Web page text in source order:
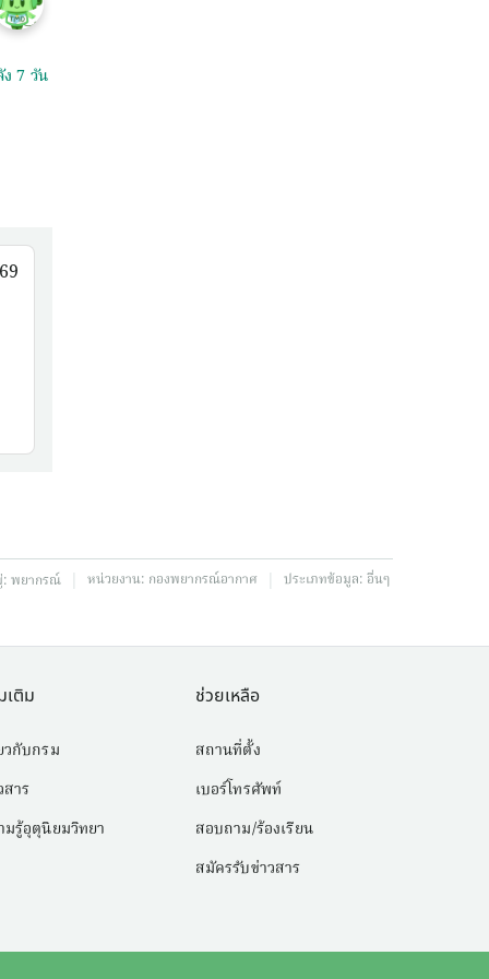
7 วัน
พยากรณ์ หน่วยงาน: กองพยากรณ์อากาศ ประเภทข้อมูล: อื่นๆ
เติม
วกับกรม
าร
มรู้อุตุนิยมวิทยา
ช่วยเหลือ
สถานที่ตั้ง
เบอร์โทรศัพท์
สอบถาม/ร้องเรียน
สมัครรับข่าวสาร